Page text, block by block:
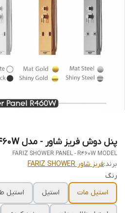
پنل دوش فریز شاور - مدل R460W
FARIZ SHOWER PANEL - R460W MODEL
برند:فریز شاور FARIZ SHOWER
رنگ
استیل مات
استیل استیل